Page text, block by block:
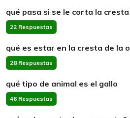
qué pasa si se le corta la
22 Respuestas
qué es estar en la cresta de la
28 Respuestas
qué tipo de animal es el gallo
46 Respuestas